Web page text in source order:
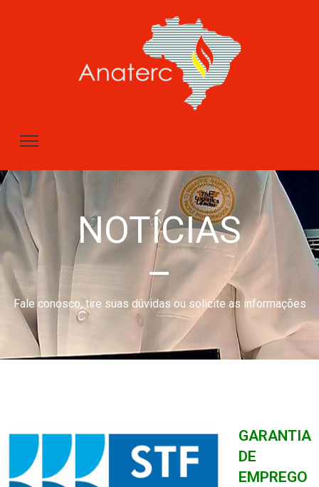
NOTÍCIAS
–
Fale conosco, tire suas dúvidas ou solicite as informações
GARANTIA
DE
EMPREGO